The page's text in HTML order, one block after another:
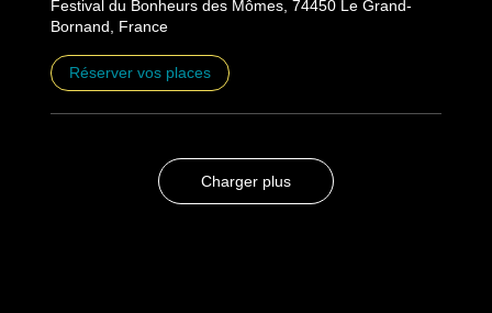
Festival du Bonheurs des Mômes, 74450 Le Grand-
Bornand, France
Réserver vos places
Charger plus